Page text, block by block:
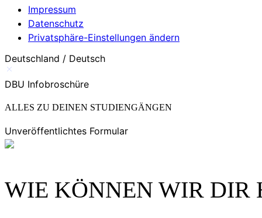
Impressum
Datenschutz
Privatsphäre-Einstellungen ändern
Deutschland / Deutsch
DBU Infobroschüre
ALLES ZU DEINEN STUDIENGÄNGEN
Unveröffentlichtes Formular
WIE KÖNNEN WIR DIR